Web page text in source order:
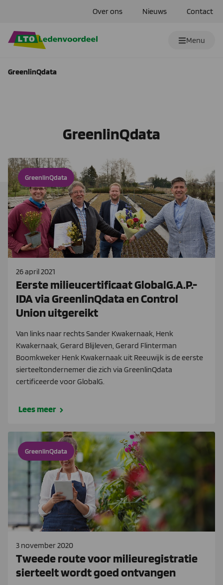
Over ons Nieuws Contact
Menu
GreenlinQdata
GreenlinQdata
GreenlinQdata
26 april 2021
Eerste milieucertificaat GlobalG.A.P.-
IDA via GreenlinQdata en Control
Union uitgereikt
Van links naar rechts Sander Kwakernaak, Henk
Kwakernaak, Gerard Blijleven, Gerard Flinterman
Boomkweker Henk Kwakernaak uit Reeuwijk is de eerste
sierteeltondernemer die zich via GreenlinQdata
certificeerde voor GlobalG.
Lees meer
GreenlinQdata
3 november 2020
Tweede route voor milieuregistratie
sierteelt wordt goed ontvangen